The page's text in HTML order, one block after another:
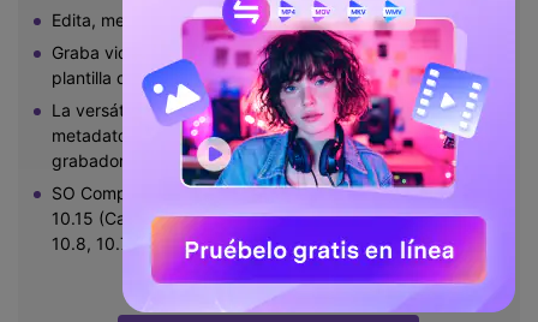
Edita, mejora y personaliza tus videos.
Graba video en DVD reproducible con una atractiva
plantilla de DVD gratuita.
La versátil caja de herramientas incluye corrección de
metadatos de video, creador de GIF, convertidor VR y
grabador de pantalla.
SO Compatibles: Windows 10/8/7/XP/Vista, Mac OS
10.15 (Catalina), 10.14, 10.13, 10.12, 10.11, 10.10, 10.9,
10.8, 10.7, 10.6.